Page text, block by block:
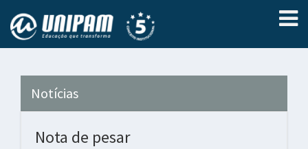
Notícias
Nota de pesar